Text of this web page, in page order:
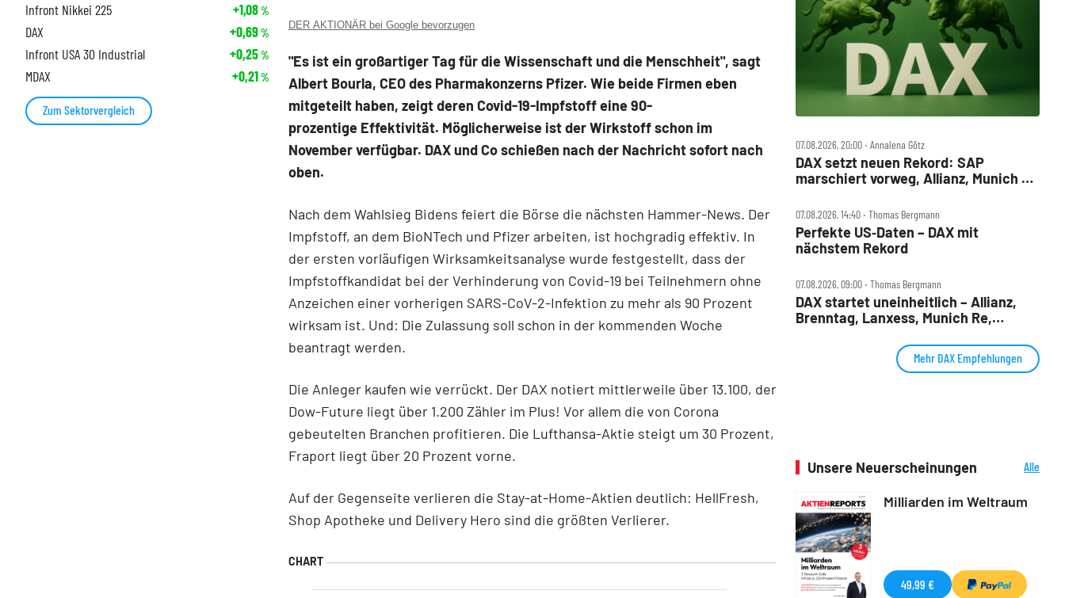
DER AKTIONÄR bei Google bevorzugen
"Es ist ein großartiger Tag für die Wissenschaft und die Menschheit", sagt
Albert Bourla, CEO des Pharmakonzerns Pfizer. Wie beide Firmen eben
mitgeteilt haben, zeigt deren Covid-19-Impfstoff eine 90-
prozentige Effektivität. Möglicherweise ist der Wirkstoff schon im
November verfügbar. DAX und Co schießen nach der Nachricht sofort nach
oben.
Nach dem Wahlsieg Bidens feiert die Börse die nächsten Hammer-News. Der
Impfstoff, an dem BioNTech und Pfizer arbeiten, ist hochgradig effektiv. In
der ersten vorläufigen Wirksamkeitsanalyse wurde festgestellt, dass der
Impfstoffkandidat bei der Verhinderung von Covid-19 bei Teilnehmern ohne
Anzeichen einer vorherigen SARS-CoV-2-Infektion zu mehr als 90 Prozent
wirksam ist. Und: Die Zulassung soll schon in der kommenden Woche
beantragt werden.
Die Anleger kaufen wie verrückt. Der DAX notiert mittlerweile über 13.100, der
Dow-Future liegt über 1.200 Zähler im Plus! Vor allem die von Corona
gebeutelten Branchen profitieren. Die Lufthansa-Aktie steigt um 30 Prozent,
Fraport liegt über 20 Prozent vorne.
Auf der Gegenseite verlieren die Stay-at-Home-Aktien deutlich: HellFresh,
Shop Apotheke und Delivery Hero sind die größten Verlierer.
Infront Nikkei 225
+1,08%
DAX +0,69%
Infront USA 30 Industrial +0,25%
MDAX +0,21%
Zum Sektorvergleich
07.08.2026, 20:00 ‧ Annalena Götz
DAX setzt neuen Rekord: SAP
marschiert vorweg, Allianz, Munich Re
07.08.2026, 14:40 ‧ Thomas Bergmann
Perfekte US‑Daten – DAX mit
nächstem Rekord
07.08.2026, 09:00 ‧ Thomas Bergmann
DAX startet uneinheitlich – Allianz,
Brenntag, Lanxess, Munich Re,
Mehr DAX Empfehlungen
Unsere Neuerscheinungen
Alle
Milliarden im Weltraum
49,99 €